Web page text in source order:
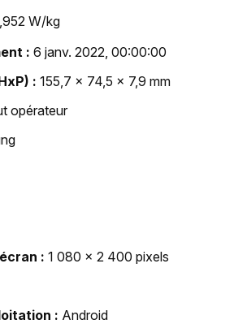
W/kg
6 janv. 2022, 00:00:00
155,7 x 74,5 x 7,9 mm
opérateur
1 080 x 2 400 pixels
Android